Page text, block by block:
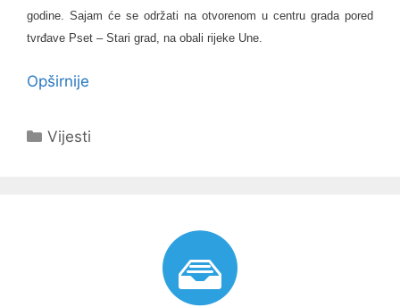
godine. Sajam će se održati na otvorenom u centru grada pored
tvrđave Pset – Stari grad, na obali rijeke Une.
Opširnije
Kategorije
Vijesti